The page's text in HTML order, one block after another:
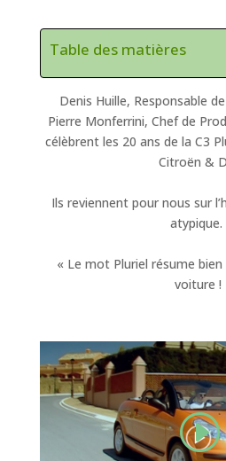
Table des matières
Denis Huille, Responsable
Pierre Monferrini, Chef de
célèbrent les 20 ans de la C3
Citroën &
Ils reviennent pour nous sur
atypique.
« Le mot Pluriel résume
voiture !